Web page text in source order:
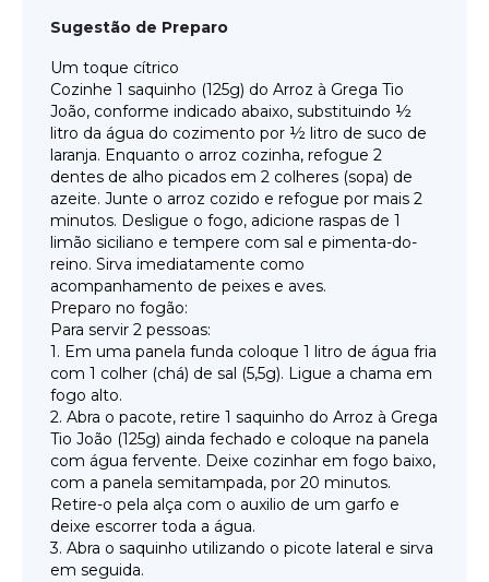
Sugestão de Preparo
Um toque cítrico
Cozinhe 1 saquinho (125g) do Arroz à Grega Tio
João, conforme indicado abaixo, substituindo ½
litro da água do cozimento por ½ litro de suco de
laranja. Enquanto o arroz cozinha, refogue 2
dentes de alho picados em 2 colheres (sopa) de
azeite. Junte o arroz cozido e refogue por mais 2
minutos. Desligue o fogo, adicione raspas de 1
limão siciliano e tempere com sal e pimenta-do-
reino. Sirva imediatamente como
acompanhamento de peixes e aves.
Preparo no fogão:
Para servir 2 pessoas:
1. Em uma panela funda coloque 1 litro de água fria
com 1 colher (chá) de sal (5,5g). Ligue a chama em
fogo alto.
2. Abra o pacote, retire 1 saquinho do Arroz à Grega
Tio João (125g) ainda fechado e coloque na panela
com água fervente. Deixe cozinhar em fogo baixo,
com a panela semitampada, por 20 minutos.
Retire-o pela alça com o auxilio de um garfo e
deixe escorrer toda a água.
3. Abra o saquinho utilizando o picote lateral e sirva
em seguida.